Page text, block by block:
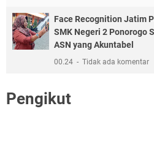
Face Recognition Jatim
SMK Negeri 2 Ponorogo
ASN yang Akuntabel
00.24 Tidak ada komentar
Pengikut